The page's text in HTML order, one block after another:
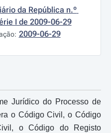
da República n.º
I de 2009-06-29
2009-06-29
Jurídico do Processo de
o Código Civil, o Código
o Código do Registo